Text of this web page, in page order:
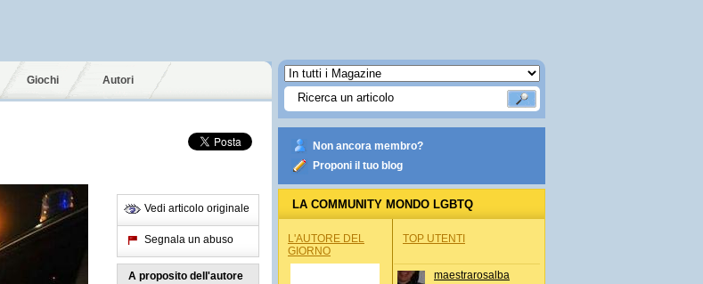
Giochi Autori
Vedi articolo originale
Segnala un abuso
A proposito dell'autore
Non ancora membro?
Proponi il tuo blog
LA COMMUNITY MONDO LGBTQ
L'AUTORE DEL
GIORNO
TOP UTENTI
maestrarosalba